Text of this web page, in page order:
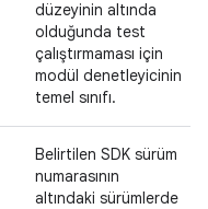
düzeyinin altında
olduğunda test
çalıştırmaması için
modül denetleyicinin
temel sınıfı.
Belirtilen SDK sürüm
numarasının
altındaki sürümlerde